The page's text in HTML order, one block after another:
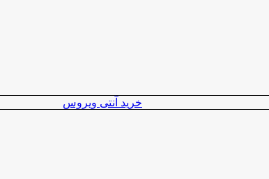
خرید آنتی ویروس